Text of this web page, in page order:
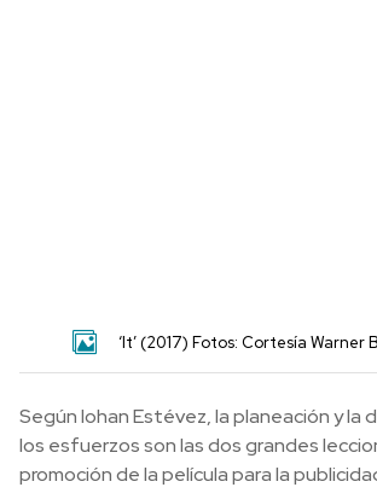
‘It’ (2017) Fotos: Cortesía Warner
Según Iohan Estévez, la planeación y la
los esfuerzos son las dos grandes
promoción de la película para la